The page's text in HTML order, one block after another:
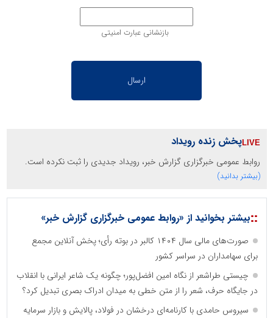
بازنشانی عبارت امنیتی
پخش زنده رویداد
روابط عمومی خبرگزاری گزارش خبر، رویداد جدیدی را ثبت نکرده است.
(بیشتر بدانید)
::بیشتر بخوانید از «روابط عمومی خبرگزاری گزارش خبر»
صورت‌های مالی سال ۱۴۰۴ کالبر در بوته رأی؛ پخش آنلاین مجمع
برای سهامداران در سراسر کشور
چیستی طراشعر از نگاه امین افضل‌پور؛ چگونه یک شاعر ایرانی با انقلاب
در جایگاه حرف، شعر را از متن خطی به میدان ادراک بصری تبدیل کرد؟
سیروس حامدی با کارنامه‌ای درخشان در فولاد، پالایش و بازار سرمایه